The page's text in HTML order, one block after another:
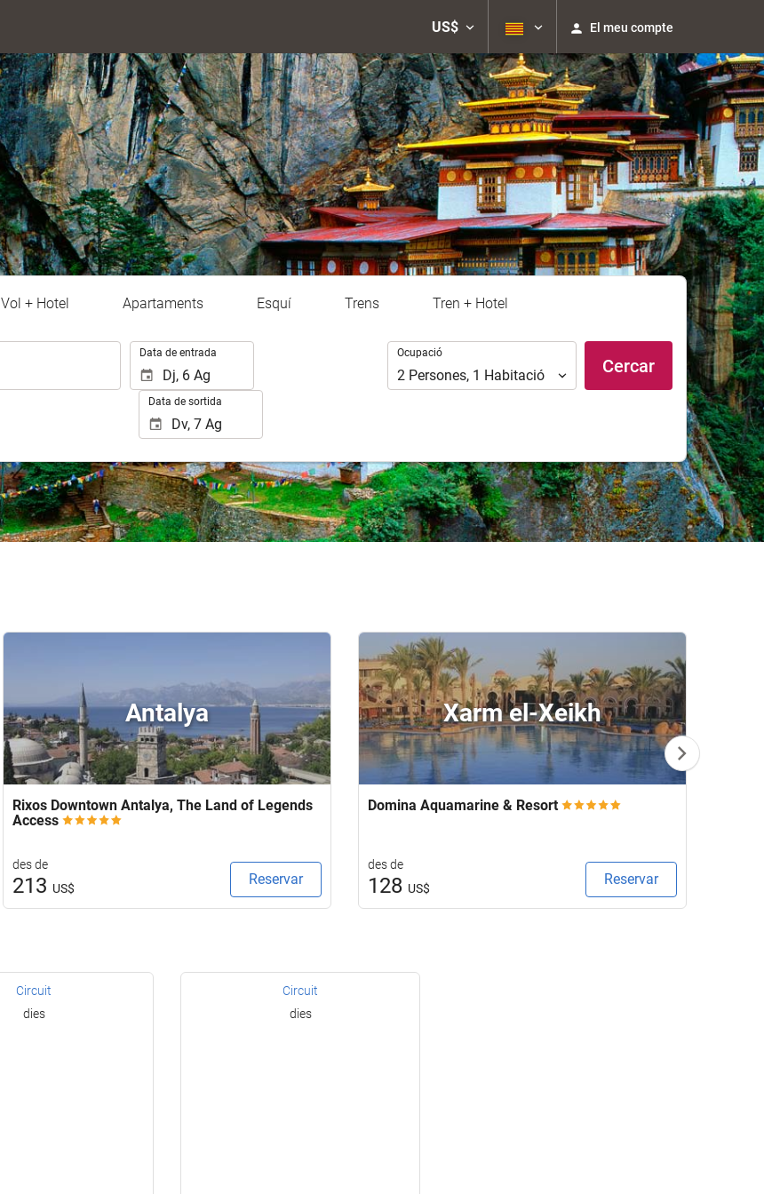
US$ El meu compte
Vol + Hotel Apartaments Esquí Trens Tren + Hotel
Data de entrada
Data de sortida
Ocupació
Ocupació
2 Persones, 1 Habitació Cercar
Antalya
Rixos Downtown Antalya, The Land of Legends
Access
des de
213 US$
Reservar
Xarm el-Xeikh
Domina Aquamarine & Resort
des de
128 US$
Reservar
Circuit
dies
Circuit
dies